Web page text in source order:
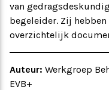
van
begeleider. Zij
overzichtelijk
Auteur: Werkgroep
EVB+